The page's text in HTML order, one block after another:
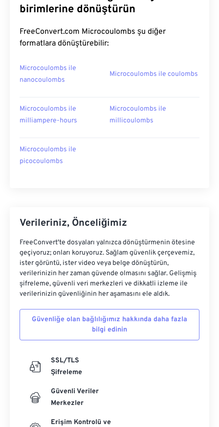
birimlerine dönüştürün
FreeConvert.com Microcoulombs şu diğer
formatlara dönüştürebilir:
Microcoulombs ile
nanocoulombs
Microcoulombs ile coulombs
Microcoulombs ile
milliampere-hours
Microcoulombs ile
millicoulombs
Microcoulombs ile
picocoulombs
Verileriniz, Önceliğimiz
FreeConvert'te dosyaları yalnızca dönüştürmenin ötesine
geçiyoruz; onları koruyoruz. Sağlam güvenlik çerçevemiz,
ister görüntü, ister video veya belge dönüştürün,
verilerinizin her zaman güvende olmasını sağlar. Gelişmiş
şifreleme, güvenli veri merkezleri ve dikkatli izleme ile
verilerinizin güvenliğinin her aşamasını ele aldık.
Güvenliğe olan bağlılığımız hakkında daha fazla
bilgi edinin
SSL/TLS
Şifreleme
Güvenli Veriler
Merkezler
Erişim Kontrolü ve